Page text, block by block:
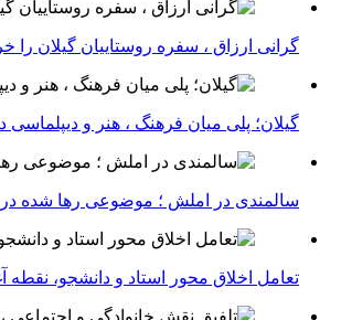
گرانی ارزاق ، سفره روستاییان گیلان را
گیلان؛ پلی میان فرهنگ ، هنر و
سالمندی در املش ؛ موضوعی رها شده در
تعامل اخلاق‌ محور استاد و دانشجو،